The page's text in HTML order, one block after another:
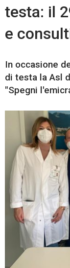
testa: il
e
In occasione
di testa la Asl
"Spegni